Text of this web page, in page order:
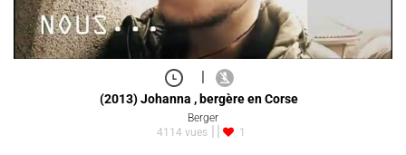
|
(2013) Johanna , bergère en Corse
Berger
4114 vues
1